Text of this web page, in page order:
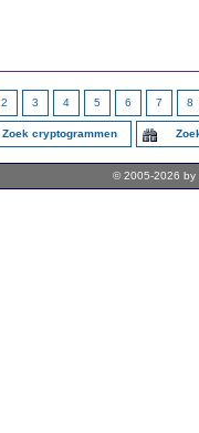
2 3 4 5 6 7 8
Zoek cryptogrammen
© 2005-2026 by